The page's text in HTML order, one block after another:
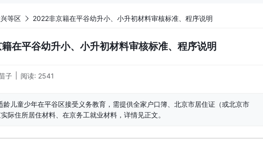
等区 2022非京籍在平谷幼升小、小升初材料审核标准、程序说明
籍在平谷幼升小、小升初材料审核标准、程序说明
子 阅读: 2541
龄儿童少年在平谷区接受义务教育，需提供全家户口簿、北京市居住证（或北京市
际住所居住材料、在京务工就业材料，详情见正文。